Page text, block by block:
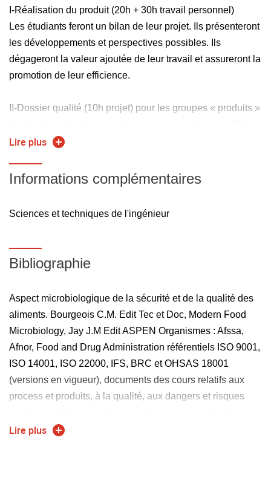
I-Réalisation du produit (20h + 30h travail personnel)
Les étudiants feront un bilan de leur projet. Ils présenteront
les développements et perspectives possibles. Ils
dégageront la valeur ajoutée de leur travail et assureront la
promotion de leur efficience.
II-Dossier qualité (10h projet) pour les groupes « produits »
dans ses futures fonctions managériales,
l'amélioration continue,
-Intégration dans une équipe de manageurs utilisant un
référentiels internationaux,
intervenants du monde socio-économique :
-propriété intellectuelle (2h40)
- Pourquoi déposer/détenir des actifs/droits de PI
Intro : La Marque / Le Nom de domaine / Le Droit d'auteur /
Le Dessin et Modèle / Le Brevet
Les notions de base sur les brevets
Lire plus
Informations complémentaires
Sciences et techniques de l'ingénieur
Bibliographie
Aspect microbiologique de la sécurité et de la qualité des
aliments. Bourgeois C.M. Edit Tec et Doc, Modern Food
Microbiology, Jay J.M Edit ASPEN Organismes : Afssa,
Afnor, Food and Drug Administration référentiels ISO 9001,
ISO 14001, ISO 22000, IFS, BRC et OHSAS 18001
(versions en vigueur), documents des cours relatifs aux
process et produits, à la qualité, aux dangers et risques
réglementation générale relative à la préservation de
Lire plus